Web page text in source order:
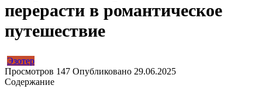
перерасти в романтическое
путешествие
Эзотер
Просмотров 147 Опубликовано 29.06.2025
Содержание